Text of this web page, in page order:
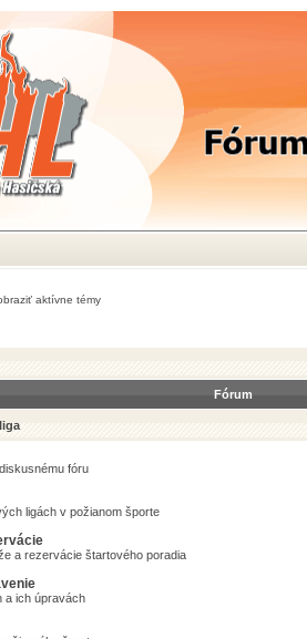
aktívne témy
Fórum
fóru
ligách v požianom športe
a rezervácie štartového poradia
a ich úpravách